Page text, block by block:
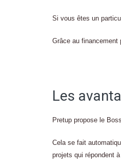
Si vous êtes un
Grâce au
Les
Pretup propose le
Cela se fait
projets qui répondent